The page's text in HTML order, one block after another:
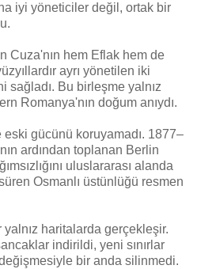
iyi yöneticiler değil, ortak bir
Cuza'nın hem Eflak hem de
ayrı yönetilen iki
Bu birleşme yalnız
Romanya'nın doğum anıydı.
gücünü koruyamadı. 1877–
ardından toplanan Berlin
uluslararası alanda
Osmanlı üstünlüğü resmen
yalnız haritalarda gerçekleşir.
indirildi, yeni sınırlar
bir anda silinmedi.